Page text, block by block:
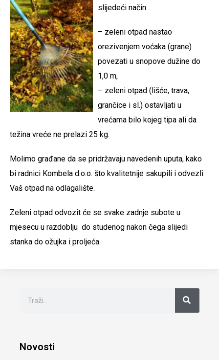
slijedeći način:
– zeleni otpad nastao
orezivenjem voćaka (grane)
povezati u snopove dužine do
1,0 m,
– zeleni otpad (lišće, trava,
grančice i sl.) ostavljati u
vrećama bilo kojeg tipa ali da
težina vreće ne prelazi 25 kg.
Molimo građane da se pridržavaju navedenih uputa, kako
bi radnici Kombela d.o.o. što kvalitetnije sakupili i odvezli
Vaš otpad na odlagalište.
Zeleni otpad odvozit će se svake zadnje subote u
mjesecu u razdoblju do studenog nakon čega slijedi
stanka do ožujka i proljeća.
Novosti